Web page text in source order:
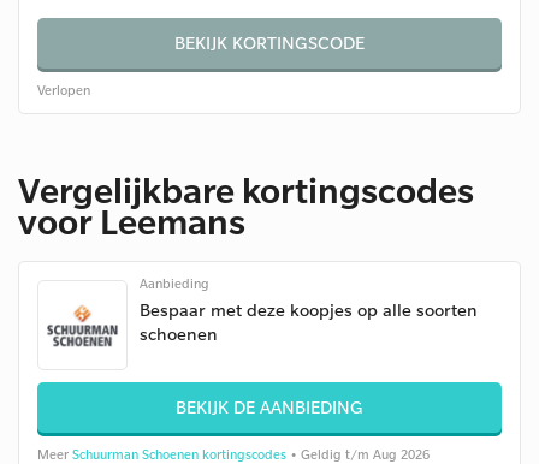
BEKIJK KORTINGSCODE
Verlopen
Vergelijkbare kortingscodes
voor Leemans
Aanbieding
Bespaar met deze koopjes op alle soorten
schoenen
BEKIJK DE AANBIEDING
Meer Schuurman Schoenen kortingscodes • Geldig t/m Aug 2026